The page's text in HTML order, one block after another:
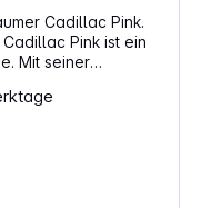
Cadillac Pink.
Pink ist ein
Mit seiner
im Handumdrehen
oder